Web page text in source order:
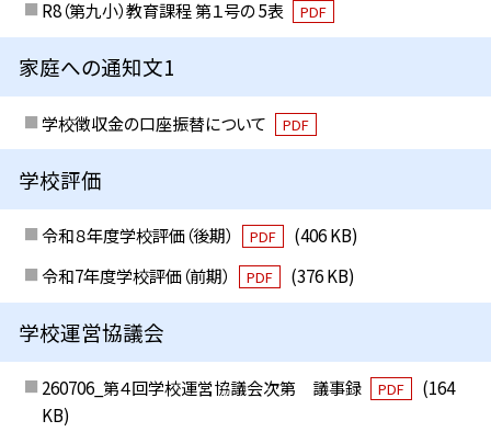
R8（第九小）教育課程 第１号の 5表 PDF
家庭への通知文1
学校徴収金の口座振替について PDF
学校評価
令和８年度学校評価（後期） PDF
(406 KB)
令和7年度学校評価（前期）
PDF (376 KB)
学校運営協議会
260706_第４回学校運営協議会次第 議事録 PDF
(164
KB)